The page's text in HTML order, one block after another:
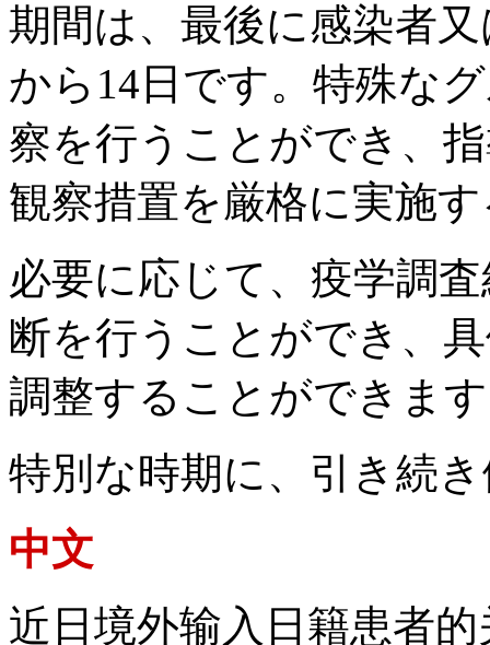
期間は、最後に感染者
から14日です。特殊な
察を行うことができ、
観察措置を厳格に実施
必要に応じて、疫学調
断を行うことができ、
調整することができま
特別な時期に、引き続
中文
近日境外输入日籍患者